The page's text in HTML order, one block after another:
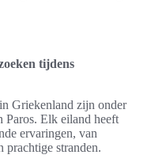
tijdens
Griekenland zijn onder
Paros. Elk eiland heeft
ervaringen, van
prachtige stranden.